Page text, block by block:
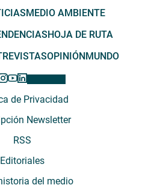
MEDIO AMBIENTE
HOJA DE RUTA
OPINIÓN MUNDO
de Privacidad
Newsletter
RSS
Editoriales
del medio